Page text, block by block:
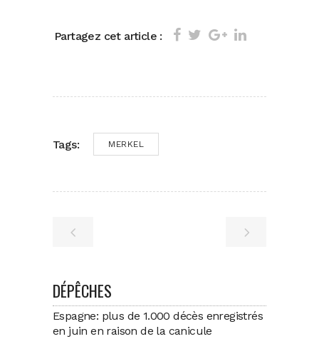
Partagez cet article :
Tags: MERKEL
DÉPÊCHES
Espagne: plus de 1.000 décès enregistrés
en juin en raison de la canicule